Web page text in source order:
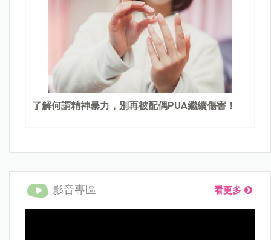
了解何謂精神暴力，別再被配偶PUA繼續傷害！
影音專區 看更多